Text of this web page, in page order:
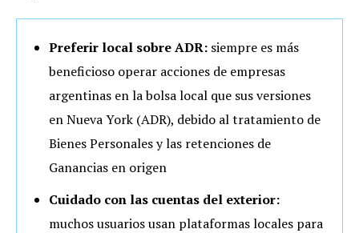
Preferir local sobre ADR: siempre es más
beneficioso operar acciones de empresas
argentinas en la bolsa local que sus versiones
en Nueva York (ADR), debido al tratamiento de
Bienes Personales y las retenciones de
Ganancias en origen
Cuidado con las cuentas del exterior:
muchos usuarios usan plataformas locales para